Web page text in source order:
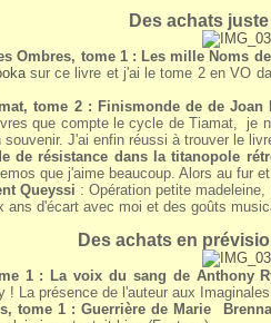
Des achats
Ombres, tome 1 : Les mille Noms
sur ce livre et j'ai le tome 2 en VO
tome 2 : Finismonde de de Joan
que compte le cycle de Tiamat, je
souvenir. J'ai enfin réussi à trouver le
de résistance dans la titanopole
que j'aime beaucoup. Alors au fur
Queyssi : Opération petite
ans d'écart avec moi et des goûts
Des achats en
1 : La voix du sang de Anthony
! La présence de l'auteur aux
tome 1 : Guerrière de Marie